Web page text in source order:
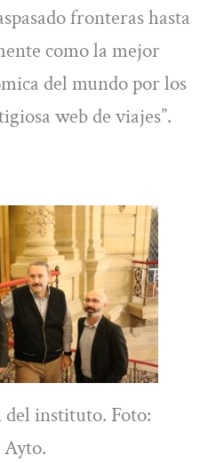
fronteras hasta
como la mejor
del mundo por los
web de viajes”.
del instituto. Foto:
Ayto.